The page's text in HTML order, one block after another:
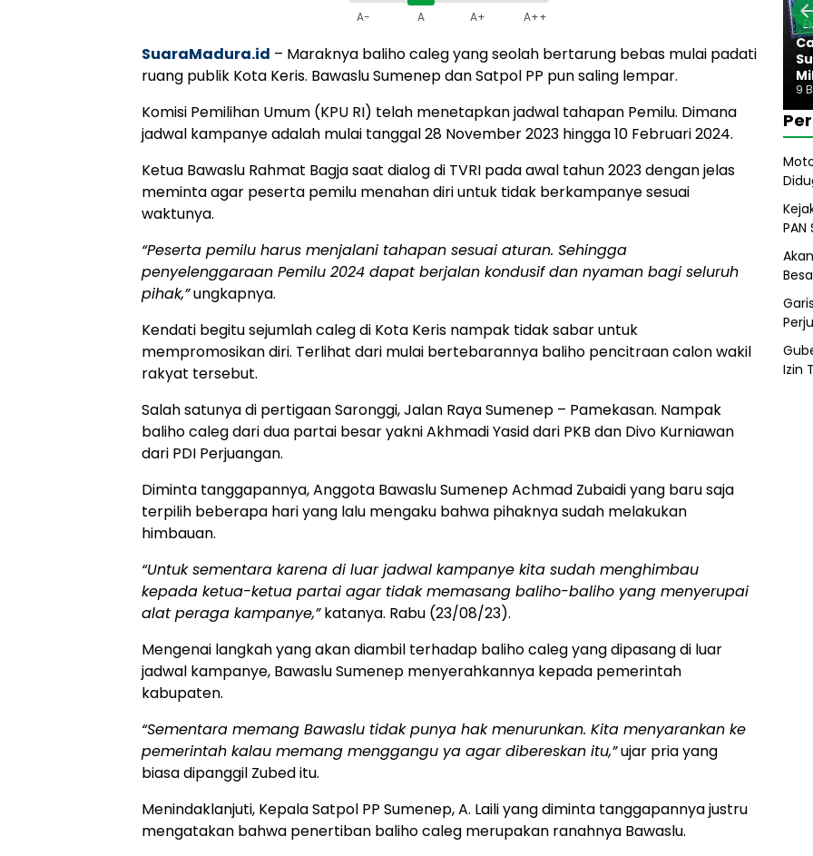
A- A A+ A++
SuaraMadura.id – Maraknya baliho caleg yang seolah bertarung bebas mulai padati
ruang publik Kota Keris. Bawaslu Sumenep dan Satpol PP pun saling lempar.
Komisi Pemilihan Umum (KPU RI) telah menetapkan jadwal tahapan Pemilu. Dimana
jadwal kampanye adalah mulai tanggal 28 November 2023 hingga 10 Februari 2024.
Ketua Bawaslu Rahmat Bagja saat dialog di TVRI pada awal tahun 2023 dengan jelas
meminta agar peserta pemilu menahan diri untuk tidak berkampanye sesuai
waktunya.
“Peserta pemilu harus menjalani tahapan sesuai aturan. Sehingga
penyelenggaraan Pemilu 2024 dapat berjalan kondusif dan nyaman bagi seluruh
pihak,”ungkapnya.
Kendati begitu sejumlah caleg di Kota Keris nampak tidak sabar untuk
mempromosikan diri. Terlihat dari mulai bertebarannya baliho pencitraan calon wakil
rakyat tersebut.
Salah satunya di pertigaan Saronggi, Jalan Raya Sumenep – Pamekasan. Nampak
baliho caleg dari dua partai besar yakni Akhmadi Yasid dari PKB dan Divo Kurniawan
dari PDI Perjuangan.
Diminta tanggapannya, Anggota Bawaslu Sumenep Achmad Zubaidi yang baru saja
terpilih beberapa hari yang lalu mengaku bahwa pihaknya sudah melakukan
himbauan.
“Untuk sementara karena di luar jadwal kampanye kita sudah menghimbau
kepada ketua-ketua partai agar tidak memasang baliho-baliho yang menyerupai
alat peraga kampanye,”katanya. Rabu (23/08/23).
Mengenai langkah yang akan diambil terhadap baliho caleg yang dipasang di luar
jadwal kampanye, Bawaslu Sumenep menyerahkannya kepada pemerintah
kabupaten.
“Sementara memang Bawaslu tidak punya hak menurunkan. Kita menyarankan ke
pemerintah kalau memang menggangu ya agar dibereskan itu,”ujar pria yang
biasa dipanggil Zubed itu.
Menindaklanjuti, Kepala Satpol PP Sumenep, A. Laili yang diminta tanggapannya justru
mengatakan bahwa penertiban baliho caleg merupakan ranahnya Bawaslu.
9
Izin